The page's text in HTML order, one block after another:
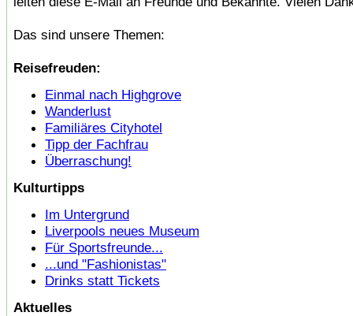
Das sind unsere Themen:
Reisefreuden:
Einmal nach Highgrove
Wanderlust
Familiäres Cityhotel
Tipp der Fachfrau
Überraschung!
Kulturtipps
Im Untergrund
Liverpools neues Museum
Für Sportsfreunde...
...und "Fashionistas"
Drinks statt Tickets
Aktuelles